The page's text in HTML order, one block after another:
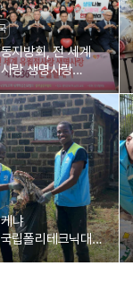
지방회, 전 세계
랑 생명사랑
차 헌혈릴레이
냐
립폴리테크닉대
부시아 도로변